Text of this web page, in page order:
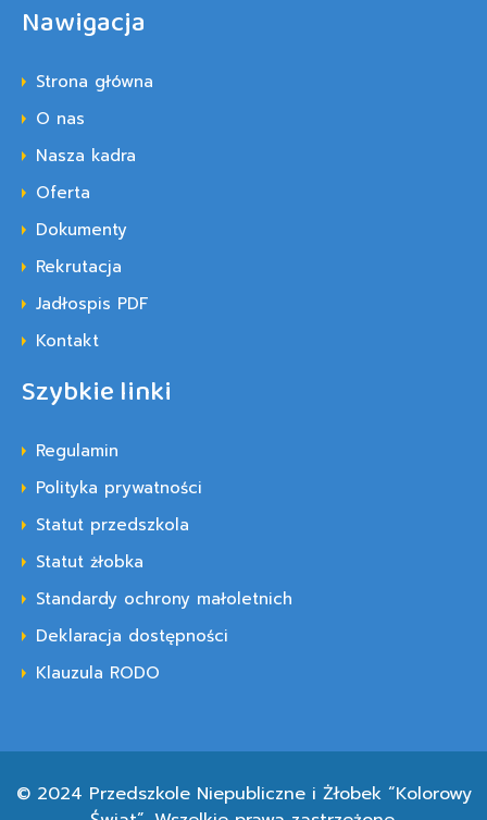
Nawigacja
Strona główna
O nas
Nasza kadra
Oferta
Dokumenty
Rekrutacja
Jadłospis PDF
Kontakt
Szybkie linki
Regulamin
Polityka prywatności
Statut przedszkola
Statut żłobka
Standardy ochrony małoletnich
Deklaracja dostępności
Klauzula RODO
© 2024 Przedszkole Niepubliczne i Żłobek “Kolorowy